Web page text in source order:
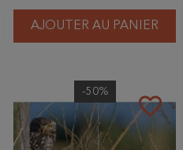
AJOUTER AU PANIER
favorite_border
-50%